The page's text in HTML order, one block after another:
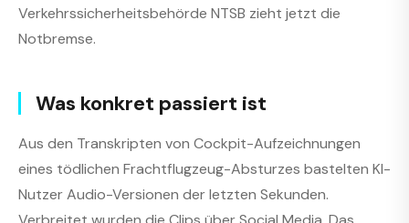
Verkehrssicherheitsbehörde NTSB zieht jetzt die
Notbremse.
Was konkret passiert ist
Aus den Transkripten von Cockpit-Aufzeichnungen
eines tödlichen Frachtflugzeug-Absturzes bastelten KI-
Nutzer Audio-Versionen der letzten Sekunden.